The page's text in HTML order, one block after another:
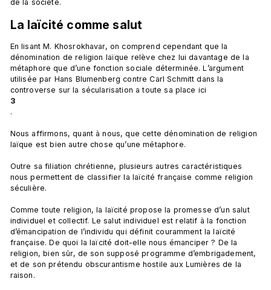
La laïcité comme salut
En lisant M. Khosrokhavar, on comprend cependant que la
dénomination de religion laïque relève chez lui davantage de la
métaphore que d’une fonction sociale déterminée. L’argument
utilisée par Hans Blumenberg contre Carl Schmitt dans la
controverse sur la sécularisation a toute sa place ici
3
.
Nous affirmons, quant à nous, que cette dénomination de religion
laïque est bien autre chose qu’une métaphore.
Outre sa filiation chrétienne, plusieurs autres caractéristiques
nous permettent de classifier la laïcité française comme religion
séculière.
Comme toute religion, la laïcité propose la promesse d’un salut
individuel et collectif. Le salut individuel est relatif à la fonction
d’émancipation de l’individu qui définit couramment la laïcité
française. De quoi la laïcité doit-elle nous émanciper ? De la
religion, bien sûr, de son supposé programme d’embrigadement,
et de son prétendu obscurantisme hostile aux Lumières de la
raison.